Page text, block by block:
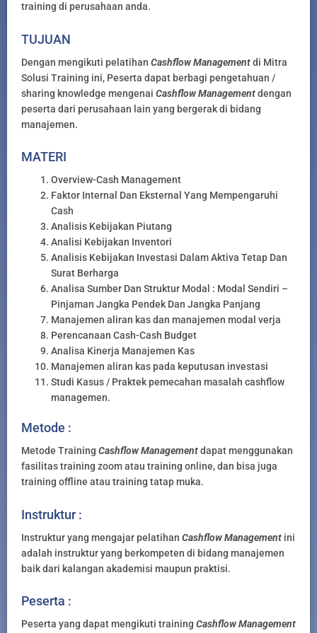
training di perusahaan anda.
TUJUAN
Dengan mengikuti pelatihan Cashflow Managementdi Mitra
Solusi Training ini, Peserta dapat berbagi pengetahuan /
sharing knowledge mengenai Cashflow Managementdengan
peserta dari perusahaan lain yang bergerak di bidang
manajemen.
MATERI
Overview-Cash Management
Faktor Internal Dan Eksternal Yang Mempengaruhi
Cash
Analisis Kebijakan Piutang
Analisi Kebijakan Inventori
Analisis Kebijakan Investasi Dalam Aktiva Tetap Dan
Surat Berharga
Analisa Sumber Dan Struktur Modal : Modal Sendiri –
Pinjaman Jangka Pendek Dan Jangka Panjang
Manajemen aliran kas dan manajemen modal verja
Perencanaan Cash-Cash Budget
Analisa Kinerja Manajemen Kas
Manajemen aliran kas pada keputusan investasi
Studi Kasus / Praktek pemecahan masalah cashflow
managemen.
Metode :
Metode Training Cashflow Managementdapat menggunakan
fasilitas training zoom atau training online, dan bisa juga
training offline atau training tatap muka.
Instruktur :
Instruktur yang mengajar pelatihan Cashflow Management ini
adalah instruktur yang berkompeten di bidang manajemen
baik dari kalangan akademisi maupun praktisi.
Peserta :
Peserta yang dapat mengikuti training Cashflow Management